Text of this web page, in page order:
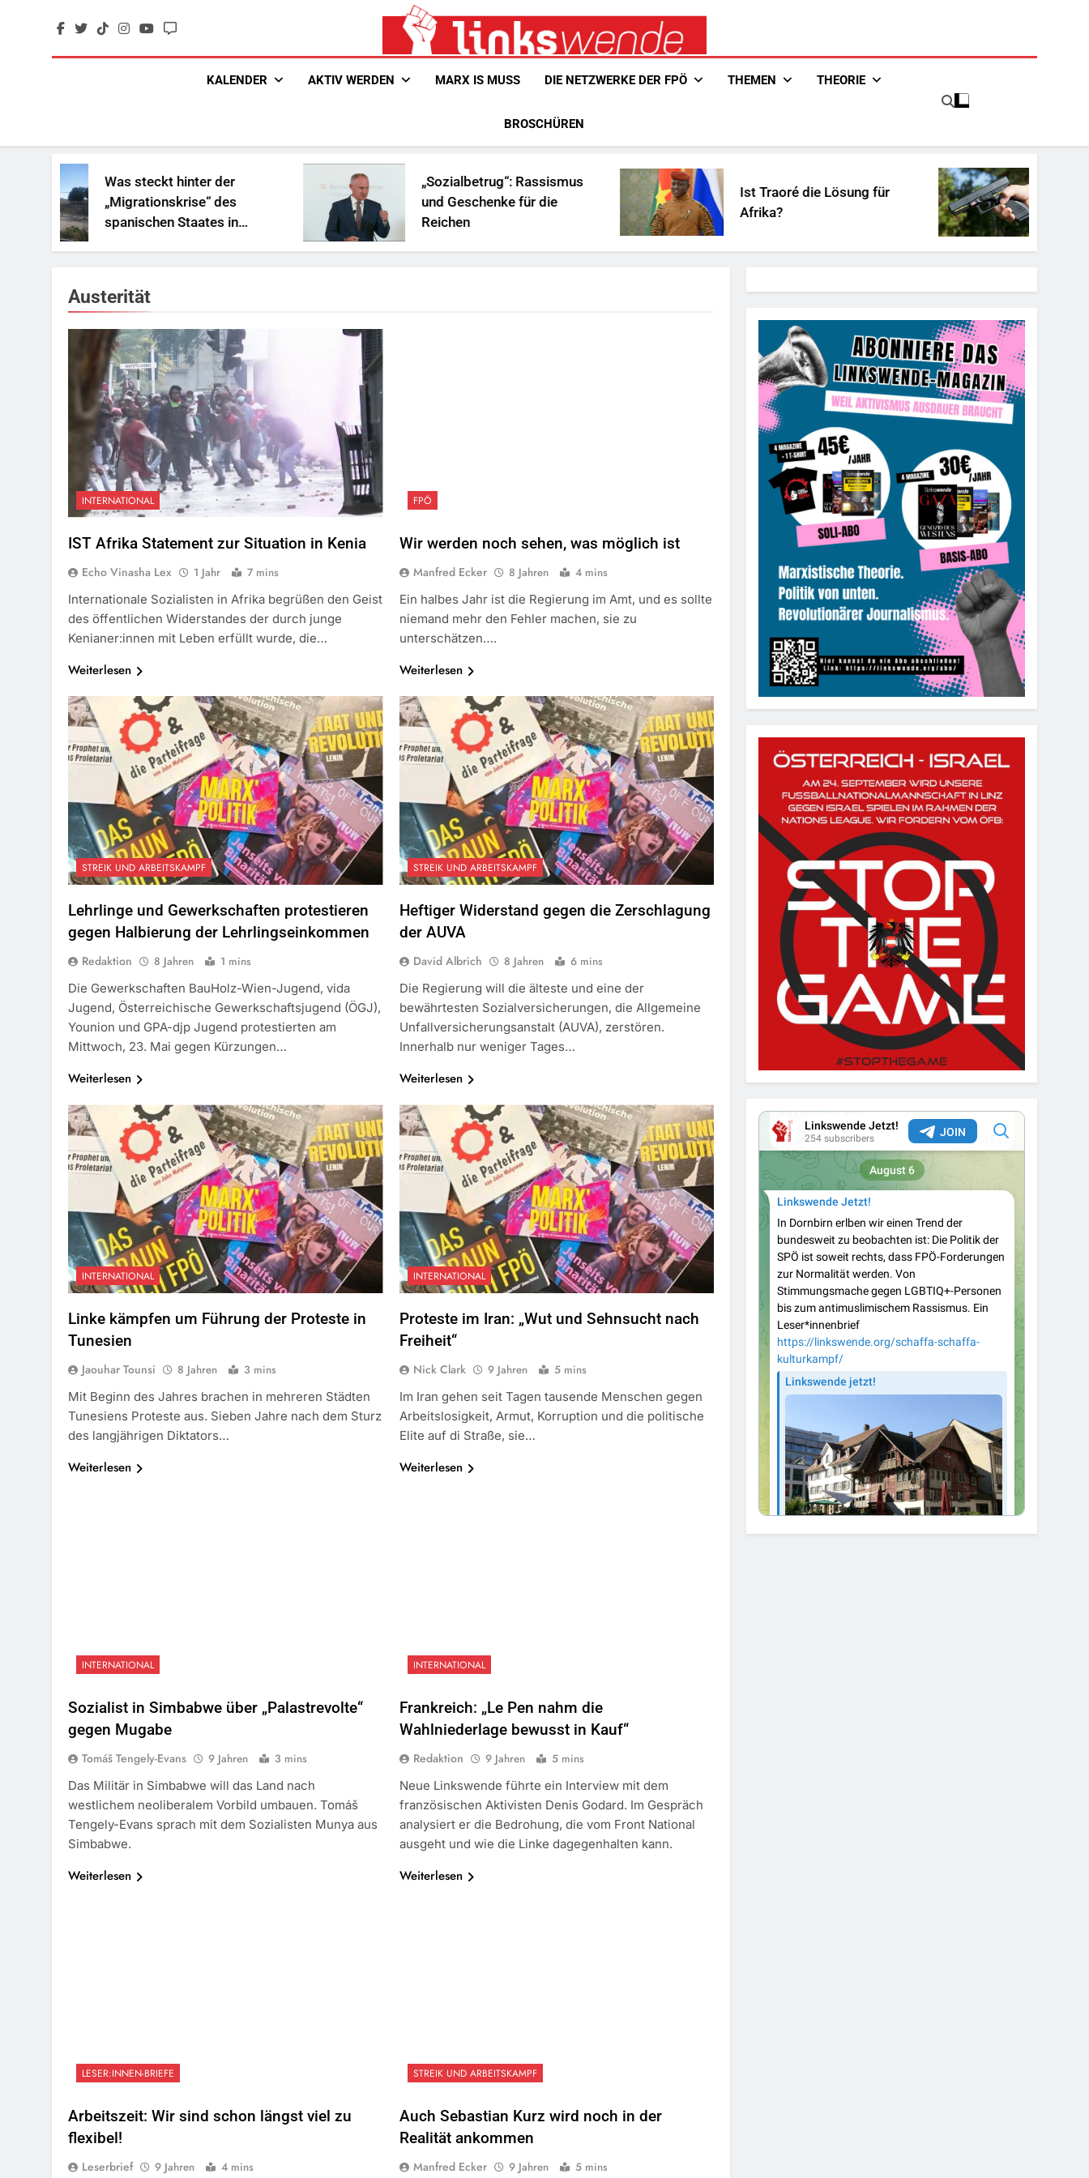
Linkswende Jetzt!
KALENDER AKTIV WERDEN MARX IS MUSS DIE NETZWERKE DER FPÖ THEMEN THEORIE
BROSCHÜREN
Was steckt hinter der
„Migrationskrise“ des
spanischen Staates in
Nordafrika?
„Sozialbetrug“: Rassismus
und Geschenke für die
Reichen
Ist Traoré die Lösung für
Afrika?
Unschuldiges
Austerität
INTERNATIONAL
IST Afrika Statement zur Situation in Kenia
Echo Vinasha Lex 1 Jahr
7 mins
Internationale Sozialisten in Afrika begrüßen den Geist
des öffentlichen Widerstandes der durch junge
Kenianer:innen mit Leben erfüllt wurde, die…
Weiterlesen
FPÖ
Wir werden noch sehen, was möglich ist
Manfred Ecker 8 Jahren
4 mins
Ein halbes Jahr ist die Regierung im Amt, und es sollte
niemand mehr den Fehler machen, sie zu
unterschätzen….
Weiterlesen
STREIK UND ARBEITSKAMPF
Lehrlinge und Gewerkschaften protestieren
gegen Halbierung der Lehrlingseinkommen
Redaktion 8 Jahren
1 mins
Die Gewerkschaften BauHolz-Wien-Jugend, vida
Jugend, Österreichische Gewerkschaftsjugend (ÖGJ),
Younion und GPA-djp Jugend protestierten am
Mittwoch, 23. Mai gegen Kürzungen…
Weiterlesen
STREIK UND ARBEITSKAMPF
Heftiger Widerstand gegen die Zerschlagung
der AUVA
David Albrich 8 Jahren
6 mins
Die Regierung will die älteste und eine der
bewährtesten Sozialversicherungen, die Allgemeine
Unfallversicherungsanstalt (AUVA), zerstören.
Innerhalb nur weniger Tages…
Weiterlesen
INTERNATIONAL
Linke kämpfen um Führung der Proteste in
Tunesien
Jaouhar Tounsi 8 Jahren
3 mins
Mit Beginn des Jahres brachen in mehreren Städten
Tunesiens Proteste aus. Sieben Jahre nach dem Sturz
des langjährigen Diktators…
Weiterlesen
INTERNATIONAL
Proteste im Iran: „Wut und Sehnsucht nach
Freiheit“
Nick Clark 9 Jahren
5 mins
Im Iran gehen seit Tagen tausende Menschen gegen
Arbeitslosigkeit, Armut, Korruption und die politische
Elite auf di Straße, sie…
Weiterlesen
INTERNATIONAL
Sozialist in Simbabwe über „Palastrevolte“
gegen Mugabe
Tomáš Tengely-Evans 9 Jahren
3 mins
Das Militär in Simbabwe will das Land nach
westlichem neoliberalem Vorbild umbauen. Tomáš
Tengely-Evans sprach mit dem Sozialisten Munya aus
Simbabwe.
Weiterlesen
INTERNATIONAL
Frankreich: „Le Pen nahm die
Wahlniederlage bewusst in Kauf“
Redaktion 9 Jahren
5 mins
Neue Linkswende führte ein Interview mit dem
französischen Aktivisten Denis Godard. Im Gespräch
analysiert er die Bedrohung, die vom Front National
ausgeht und wie die Linke dagegenhalten kann.
Weiterlesen
LESER:INNEN-BRIEFE
Arbeitszeit: Wir sind schon längst viel zu
flexibel!
Leserbrief 9 Jahren 4 mins
STREIK UND ARBEITSKAMPF
Auch Sebastian Kurz wird noch in der
Realität ankommen
Manfred Ecker 9 Jahren 5 mins